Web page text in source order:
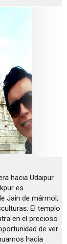
hacia Udaipur.
es
Jain de mármol,
El templo
en el precioso
de ver
hacia